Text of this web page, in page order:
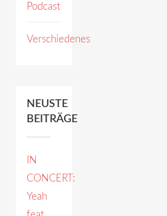
Podcast
Verschiedenes
NEUSTE
BEITRÄGE
IN
CONCERT:
Yeah